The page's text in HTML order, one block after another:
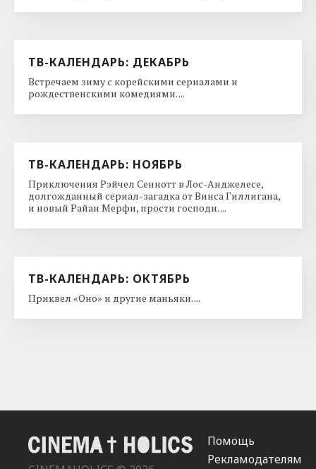
ТВ-КАЛЕНДАРЬ: ДЕКАБРЬ
Встречаем зиму с корейскими сериалами и
рождественскими комедиями. ...
ТВ-КАЛЕНДАРЬ: НОЯБРЬ
Приключения Рэйчел Сеннотт в Лос-Анджелесе,
долгожданный сериал-загадка от Винса Гиллигана,
и новый Райан Мерфи, прости господи. ...
ТВ-КАЛЕНДАРЬ: ОКТЯБРЬ
Приквел «Оно» и другие маньяки. ...
Помощь
Рекламодателям